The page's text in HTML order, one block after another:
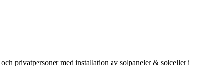
privatpersoner med installation av solpaneler & solceller i